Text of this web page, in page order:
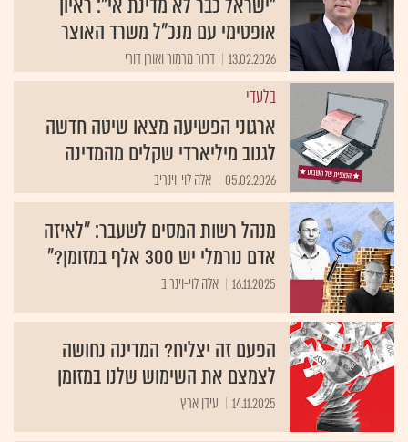
אופטימי עם מנכ"ל משרד האוצר
13.02.2026 דרור מרמור ואורן דורי
בלעדי
ארגוני הפשיעה מצאו שיטה חדשה
לגנוב מיליארדי שקלים מהמדינה
05.02.2026 אלה לוי-וינריב
מנהל רשות המסים לשעבר: "לאיזה
אדם נורמלי יש 300 אלף במזומן?"
16.11.2025 אלה לוי-וינריב
הפעם זה יצליח? המדינה נחושה
לצמצם את השימוש שלנו במזומן
14.11.2025 עידן ארץ